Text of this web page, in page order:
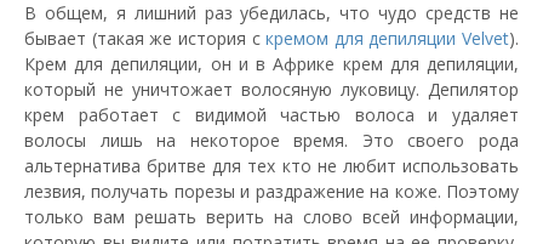
В общем, я лишний раз убедилась, что чудо средств не
бывает (такая же история скремом для депиляции Velvet).
Крем для депиляции, он и в Африке крем для депиляции,
который не уничтожает волосяную луковицу. Депилятор
крем работает с видимой частью волоса и удаляет
волосы лишь на некоторое время. Это своего рода
альтернатива бритве для тех кто не любит использовать
лезвия, получать порезы и раздражение на коже. Поэтому
только вам решать верить на слово всей информации,